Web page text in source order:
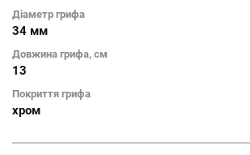
Діаметр грифа
34 мм
Довжина грифа, см
13
Покриття грифа
хром